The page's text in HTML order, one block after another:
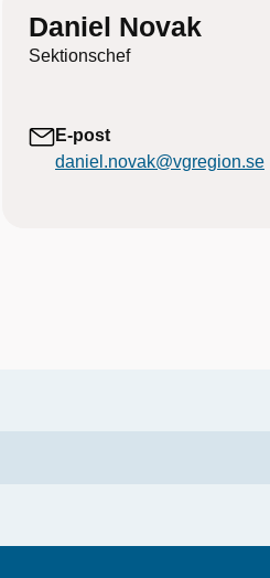
Daniel Novak
Sektionschef
E-post
daniel.novak@vgregion.se